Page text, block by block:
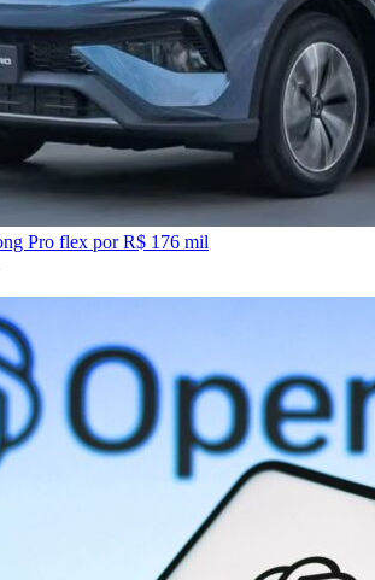
Pro flex por R$ 176 mil